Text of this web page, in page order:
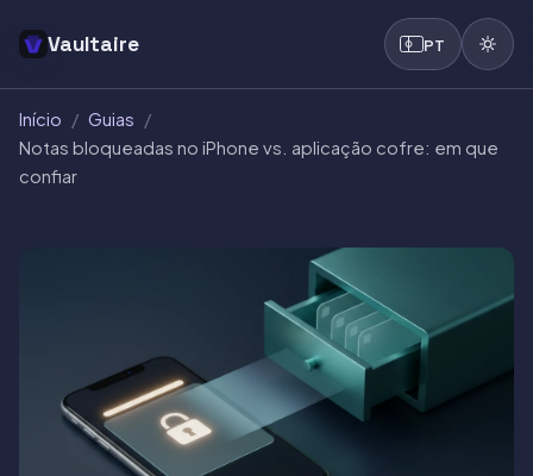
Vaultaire PT
Início / Guias /
Notas bloqueadas no iPhone vs. aplicação cofre: em que
confiar